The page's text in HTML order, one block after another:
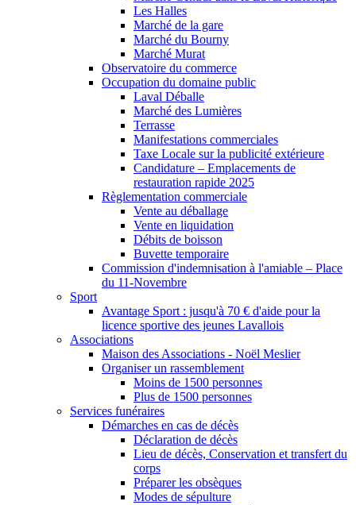
Les Halles
Marché de la gare
Marché du Bourny
Marché Murat
Observatoire du commerce
Occupation du domaine public
Laval Déballe
Marché des Lumières
Terrasse
Manifestations commerciales
Taxe Locale sur la publicité extérieure
Candidature – Emplacements de
restauration rapide 2025
Règlementation commerciale
Vente au déballage
Vente en liquidation
Débits de boisson
Buvette temporaire
Commission d'indemnisation à l'amiable – Place
du 11-Novembre
Sport
Avantage Sport : jusqu'à 70 € d'aide pour la
licence sportive des jeunes Lavallois
Associations
Maison des Associations - Noël Meslier
Organiser un rassemblement
Moins de 1500 personnes
Plus de 1500 personnes
Services funéraires
Démarches en cas de décès
Déclaration de décès
Lieu de décès, Conservation et transfert du
corps
Préparer les obsèques
Modes de sépulture